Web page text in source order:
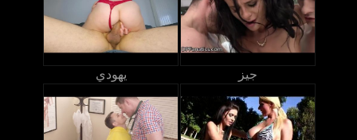
يهودي جيز